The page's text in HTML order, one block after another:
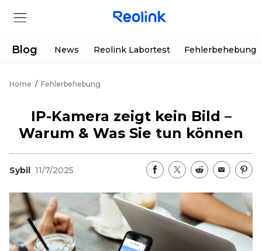
Produkte
Herunterladen
Aktionen
Sonderangebot
Partner
Blog News Reolink Labortest Fehlerbehebung
Home / Fehlerbehebung
IP-Kamera zeigt kein Bild –
Warum & Was Sie tun können
Sybil 11/7/2025